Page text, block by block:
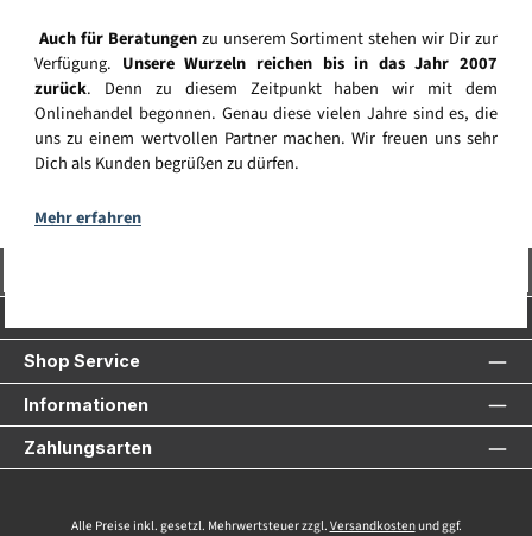
Auch für Beratungenzu unserem Sortiment stehen wir Dir zur
Verfügung. Unsere Wurzeln reichen bis in das Jahr 2007
zurück. Denn zu diesem Zeitpunkt haben wir mit dem
Onlinehandel begonnen. Genau diese vielen Jahre sind es, die
uns zu einem wertvollen Partner machen. Wir freuen uns sehr
Dich als Kunden begrüßen zu dürfen.
Mehr erfahren
Shop Service
Informationen
Zahlungsarten
Alle Preise inkl. gesetzl. Mehrwertsteuer zzgl. Versandkostenund ggf.